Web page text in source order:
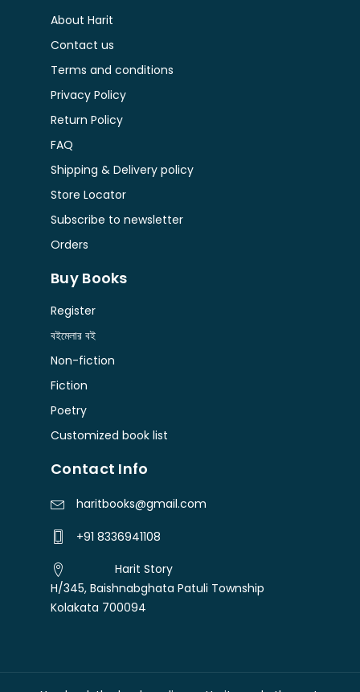
About Harit
Contact us
Terms and conditions
Privacy Policy
Return Policy
FAQ
Shipping & Delivery policy
Store Locator
Subscribe to newsletter
Orders
Buy Books
Register
বইমেলার বই
Non-fiction
Fiction
Poetry
Customized book list
Contact Info
haritbooks@gmail.com
+91 8336941108
Harit Story
H/345, Baishnabghata Patuli Township
Kolakata 700094